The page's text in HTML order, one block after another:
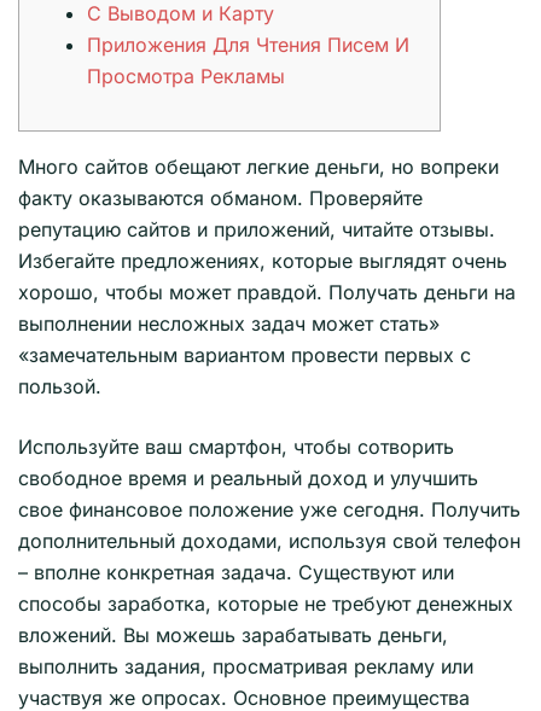
С Выводом и Карту
Приложения Для Чтения Писем И
Просмотра Рекламы
Много сайтов обещают легкие деньги, но вопреки
факту оказываются обманом. Проверяйте
репутацию сайтов и приложений, читайте отзывы.
Избегайте предложениях, которые выглядят очень
хорошо, чтобы может правдой. Получать деньги на
выполнении несложных задач может стать»
«замечательным вариантом провести первых с
пользой.
Используйте ваш смартфон, чтобы сотворить
свободное время и реальный доход и улучшить
свое финансовое положение уже сегодня. Получить
дополнительный доходами, используя свой телефон
– вполне конкретная задача. Существуют или
способы заработка, которые не требуют денежных
вложений. Вы можешь зарабатывать деньги,
выполнить задания, просматривая рекламу или
участвуя же опросах. Основное преимущества